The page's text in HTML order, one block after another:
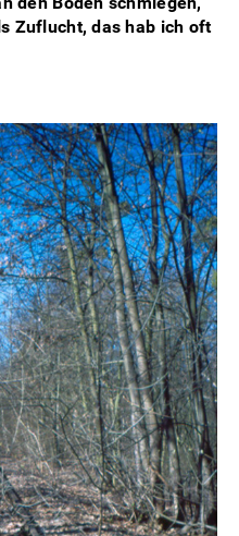
Zuflucht, das hab ich oft